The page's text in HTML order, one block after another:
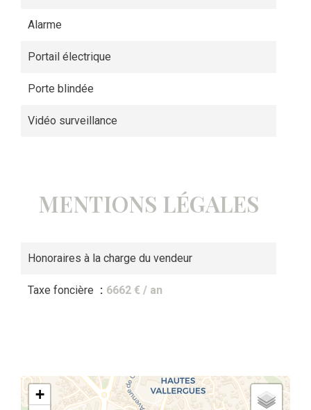
Alarme
Portail électrique
Porte blindée
Vidéo surveillance
MENTIONS LÉGALES
Honoraires à la charge du vendeur
Taxe foncière 6662 € / an
+